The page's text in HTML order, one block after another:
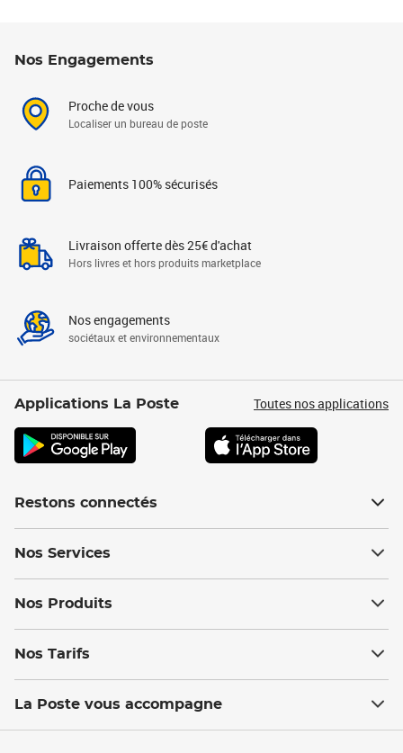
Nos Engagements
Proche de vous
Localiser un bureau de poste
Paiements 100% sécurisés
Livraison offerte dès 25€ d'achat
Hors livres et hors produits marketplace
Nos engagements
sociétaux et environnementaux
Applications La Poste Toutes nos applications
Restons connectés
Nos Services
Nos Produits
Nos Tarifs
La Poste vous accompagne